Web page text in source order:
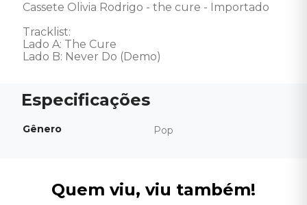
Cassete Olivia Rodrigo - the cure - Importado
Tracklist:
Lado A: The Cure
Lado B: Never Do (Demo)
Gênero Pop
Quem viu, viu também!